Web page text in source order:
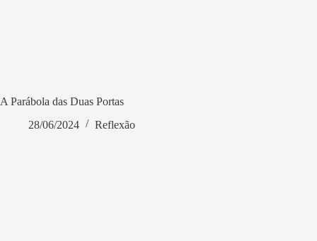
A Parábola das Duas Portas
28/06/2024
Reflexão